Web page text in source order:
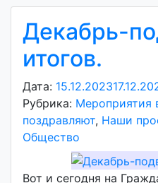
Декабрь-
итогов.
Дата: 15.12.2023
Рубрика: Мероприятия
поздравляют, Наши
Общество
Вот и сегодня на